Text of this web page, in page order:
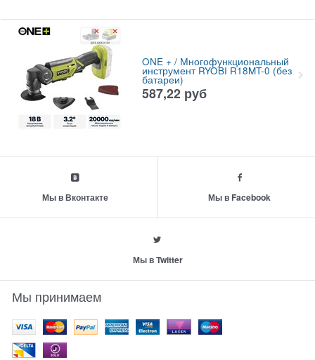
ONE + / Многофункциональный
инструмент RYOBI R18MT-0 (без
батареи)
587,22 руб
Мы в Вконтакте Мы в Facebook
Мы в Twitter
Мы принимаем